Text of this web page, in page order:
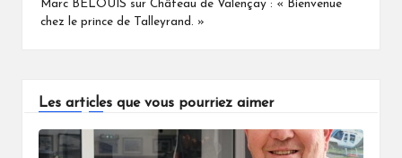
Marc BELOUIS sur Château de Valençay : « Bienvenue
chez le prince de Talleyrand. »
Les articles que vous pourriez aimer